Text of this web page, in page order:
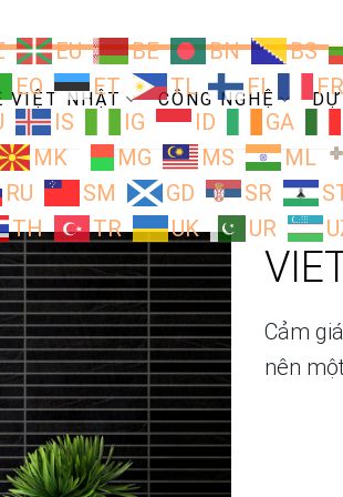
EU BE BN BS
EO ET TL FI FR
IS IG ID GA
MK MG MS ML
RU SM GD SR
TH TR UK UR
VIỆT NHẬT CÔNG NGHỆ
Cảm
nên